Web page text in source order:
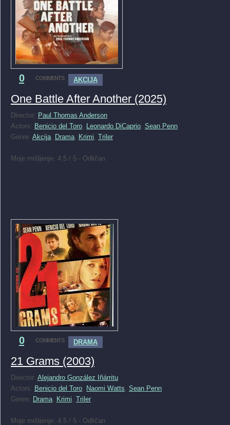
0 COMMENTS AKCIJA
One Battle After Another (2025)
Director: Paul Thomas Anderson
Actors: Benicio del Toro, Leonardo DiCaprio, Sean Penn
Genre: Akcija, Drama, Krimi, Triler
Moje mišljenje: 4.5 / 5 - Odličan
0 COMMENTS DRAMA
21 Grams (2003)
Director: Alejandro González Iñárritu
Actors: Benicio del Toro, Naomi Watts, Sean Penn
Genre: Drama, Krimi, Triler
Moje mišljenje: 4.5 / 5 - Odličan